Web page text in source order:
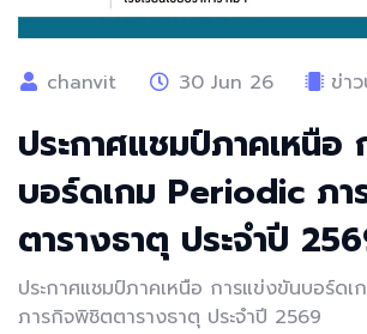
chanvit 30 Jun 26 ข่า
ประกาศแชมป์ภาคเหนือ
บอร์ดเกม Periodic ภ
ตารางธาตุ ประจำปี
ประกาศแชมป์ภาคเหนือ การแข่งขันบอร์ด
ภารกิจพิชิตตารางธาตุ ประจำปี 2569